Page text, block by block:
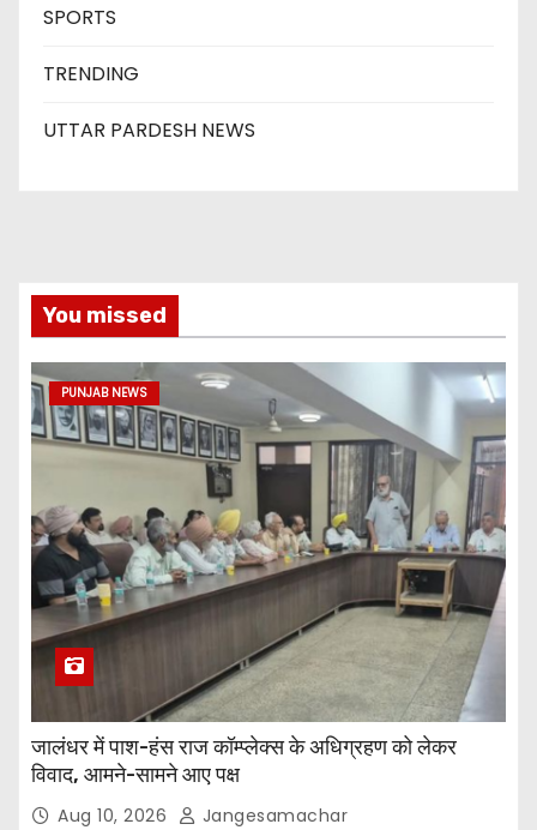
SPORTS
TRENDING
UTTAR PARDESH NEWS
You missed
PUNJAB NEWS
जालंधर में पाश-हंस राज कॉम्प्लेक्स के अधिग्रहण को लेकर
विवाद, आमने-सामने आए पक्ष
Aug 10, 2026 Jangesamachar